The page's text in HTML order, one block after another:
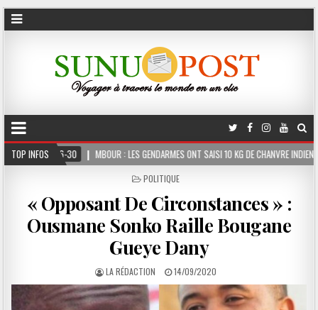
TOP INFOS
MBOUR : LES GENDARMES ONT SAISI 10 KG DE CHANVRE INDIEN DISSIMULÉS DANS LE
POSTED
POLITIQUE
« Opposant De Circonstances » :
Ousmane Sonko Raille Bougane
Gueye Dany
LA RÉDACTION 14/09/2020